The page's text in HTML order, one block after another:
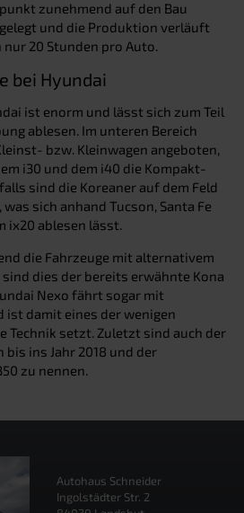
zunehmend auf den Bau
und die Produktion verläuft
20 Stunden pro Auto.
bei Hyundai
ist enorm und lässt sich zum Teil
ablesen. Im unteren Bereich
bzw. Kleinwagen angeboten,
i30 und dem i40 die Kompakt-
sind die Koreaner auf dem Feld
sich anhand Tucson, Santa Fe
ix20 ablesen lässt.
die Fahrzeuge mit alternativem
dies der bereits erwähnte Kona
Nexo fährt sogar mit
damit eines der wenigen
Technik setzt. Zuletzt sind auch der
ins Jahr 2018 und der
zu nennen.
Autohaus Schneider
Ingolstädter Str. 2